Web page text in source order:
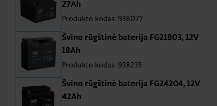
27Ah
Produkto kodas: 938077
Švino rūgštinė baterija FG21803, 12V
18Ah
Produkto kodas: 938235
Švino rūgštinė baterija FG24204, 12V
42Ah